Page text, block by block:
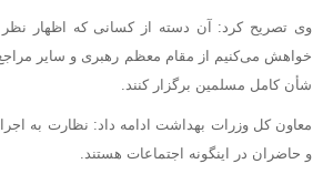
وی تصریح کرد: آن دسته از کسانی که اظهار
خواهش می‌کنیم از مقام معظم رهبری و سایر
شأن کامل مسلمین برگزار کنند.
معاون کلوزرات بهداشت ادامه داد: نظارت به
و حاضران در اینگونه اجتماعات هستند.